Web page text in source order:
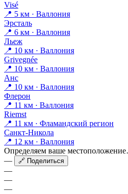
Visé
📍 5 км · Валлония
Эрсталь
📍 6 км · Валлония
Льеж
📍 10 км · Валлония
Grivegnée
📍 10 км · Валлония
Анс
📍 10 км · Валлония
Флерон
📍 11 км · Валлония
Riemst
📍 11 км · Фламандский регион
Санкт-Никола
📍 12 км · Валлония
Определяем ваше
—
🔗 Поделиться
—
—
—